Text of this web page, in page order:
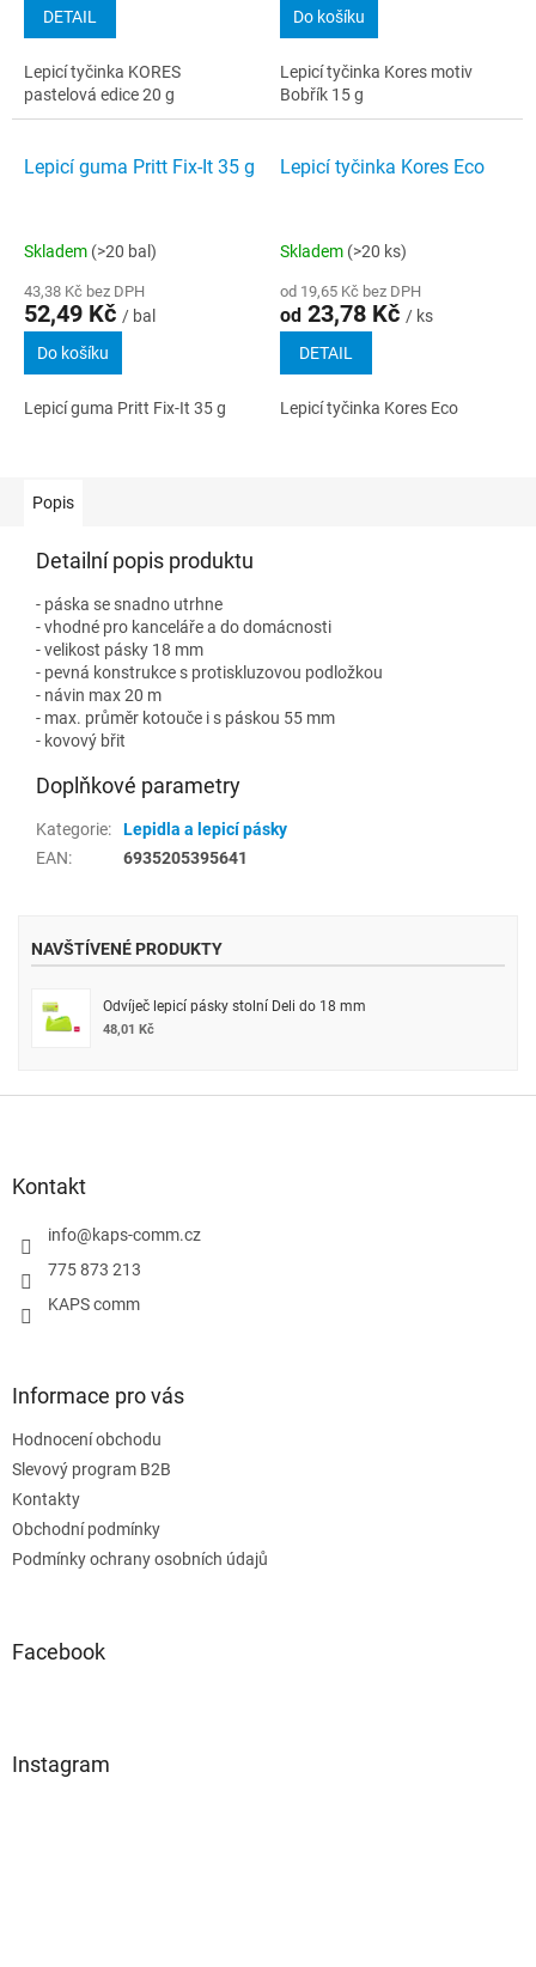
DETAIL
Lepicí tyčinka KORES
pastelová edice 20 g
Do košíku
Lepicí tyčinka Kores motiv
Bobřík 15 g
Lepicí guma Pritt Fix-It 35 g
Skladem (>20 bal)
43,38 Kč bez DPH
52,49 Kč / bal
Do košíku
Lepicí guma Pritt Fix-It 35 g
Lepicí tyčinka Kores Eco
Skladem (>20 ks)
od 19,65 Kč bez DPH
od 23,78 Kč / ks
DETAIL
Lepicí tyčinka Kores Eco
Popis
Detailní popis produktu
- páska se snadno utrhne
- vhodné pro kanceláře a do domácnosti
- velikost pásky 18 mm
- pevná konstrukce s protiskluzovou podložkou
- návin max 20 m
- max. průměr kotouče i s páskou 55 mm
- kovový břit
Doplňkové parametry
Kategorie:
Lepidla a lepicí pásky
EAN: 6935205395641
NAVŠTÍVENÉ PRODUKTY
Odvíječ lepicí pásky stolní Deli do 18 mm
48,01 Kč
Kontakt
info@kaps-comm.cz
775 873 213
KAPS comm
Informace pro vás
Hodnocení obchodu
Slevový program B2B
Kontakty
Obchodní podmínky
Podmínky ochrany osobních údajů
Facebook
Instagram